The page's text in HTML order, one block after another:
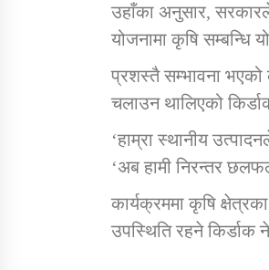
तातोपानी गाउँपालिका जुम्लाको
उहाँका अनुसार, सरकारले
योजनामा कृषि सम्बन्धि
प्रशस्तै सम्भावना भएको
चलाउन थालिएको
‘हाम्रा स्थानीय
‘अब हामी निरन्तर
कार्यक्रममा कृषि
उपस्थिति रहने किर्डाक